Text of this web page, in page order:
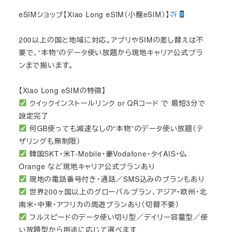
eSIMショップ【Xiao Long eSIM（小龍eSIM）】
200以上の国と地域に対応。アプリやSIMの差し替えは不
要で、“本物”のデータ使い放題から現地キャリア公式プラ
ンまで揃います。
【Xiao Long eSIMの特徴】
クイックインストールリンク or QRコード で 最短3分で
設定完了
何GB使っても減速なしの“本物”のデータ使い放題（テ
ザリングも無制限）
韓国SKT・米T-Mobile・豪Vodafone・タイAIS・仏
Orange など現地キャリア公式プランあり
現地の電話番号付き・通話／SMS込みのプランもあり
世界200ヶ国以上のグローバルプラン、アジア・欧州・北
南米・中東・アフリカの周遊プランあり（切替不要）
フルスピードのデータ使い切り型／デイリー容量型／使
い放題型から用途に応じて選べます